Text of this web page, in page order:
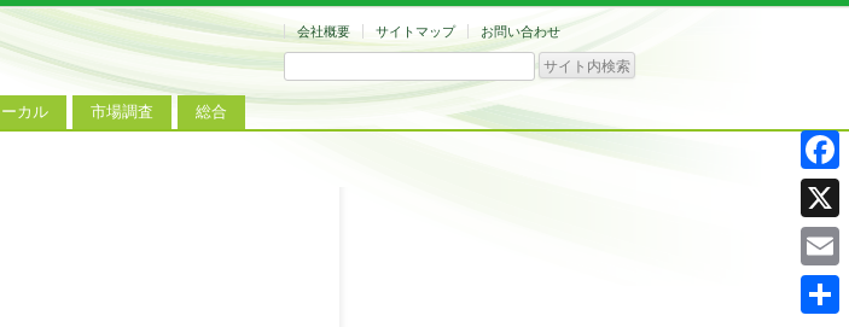
会社概要 サイトマップ お問い合わせ
ーカル 市場調査 総合
X
Email